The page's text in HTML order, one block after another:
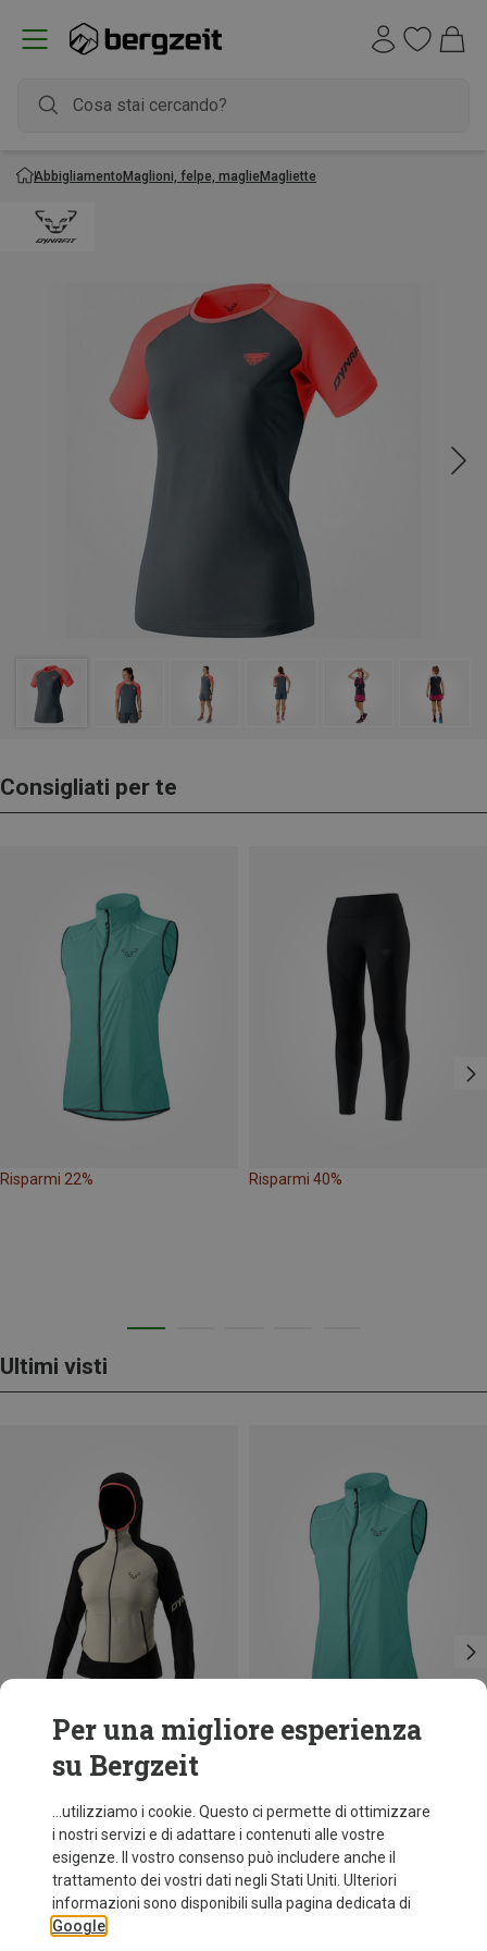
AbbigliamentoMaglioni, felpe, maglieMagliette
Consigliati per te
Risparmi 22% Risparmi 40%
Ultimi visti
Risparmi 37%
Per una migliore esperienza
su Bergzeit
...utilizziamo i cookie. Questo ci permette di ottimizzare
i nostri servizi e di adattare i contenuti alle vostre
esigenze. Il vostro consenso può includere anche il
trattamento dei vostri dati negli Stati Uniti. Ulteriori
informazioni sono disponibili sulla pagina dedicata di
Google